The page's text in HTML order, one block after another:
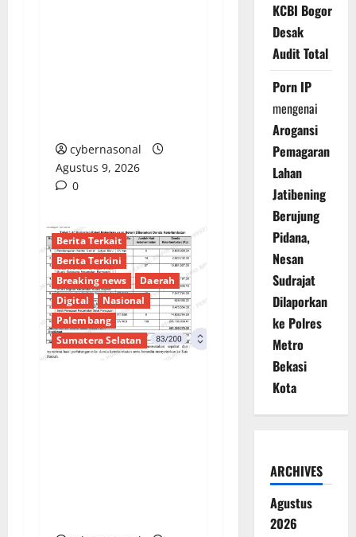
cybernasonal
Agustus 9, 2026
0
Berita Terkait
Berita Terkini
Breaking news
Daerah
Digital
Nasional
Palembang
Sumatera Selatan
KCBI Bogor
Desak
Audit Total
Porn IP
mengenai
Arogansi
Pemagaran
Lahan
Jatibening
Berujung
Pidana,
Nesan
Sudrajat
Dilaporkan
ke Polres
Metro
Bekasi
Kota
ARCHIVES
Agustus
2026